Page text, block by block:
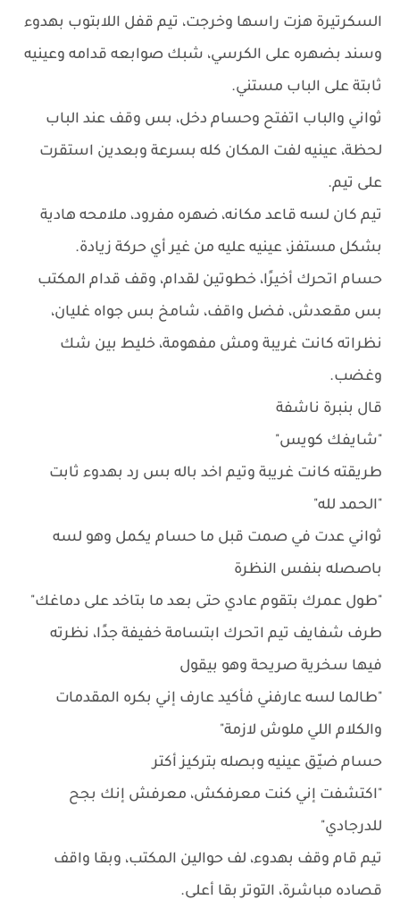
السكرتيرة هزت راسها وخرجت، تيم قفل اللابتوب بهدوء
وسند بضهره على الكرسي، شبك صوابعه قدامه وعينيه
ثابتة على الباب مستني.
ثواني والباب اتفتح وحسام دخل، بس وقف عند الباب
لحظة، عينيه لفت المكان كله بسرعة وبعدين استقرت
على تيم.
تيم كان لسه قاعد مكانه، ضهره مفرود، ملامحه هادية
بشكل مستفز، عينيه عليه من غير أي حركة زيادة.
حسام اتحرك أخيرًا، خطوتين لقدام، وقف قدام المكتب
بس مقعدش، فضل واقف، شامخ بس جواه غليان،
نظراته كانت غريبة ومش مفهومة، خليط بين شك
وغضب.
قال بنبرة ناشفة
"شايفك كويس"
طريقته كانت غريبة وتيم اخد باله بس رد بهدوء ثابت
"الحمد لله"
ثواني عدت في صمت قبل ما حسام يكمل وهو لسه
باصصله بنفس النظرة
"طول عمرك بتقوم عادي حتى بعد ما بتاخد على دماغك"
طرف شفايف تيم اتحرك ابتسامة خفيفة جدًا، نظرته
فيها سخرية صريحة وهو بيقول
"طالما لسه عارفني فأكيد عارف إني بكره المقدمات
والكلام اللي ملوش لازمة"
حسام ضيّق عينيه وبصله بتركيز أكتر
"اكتشفت إني كنت معرفكش، معرفش إنك بجح
للدرجادي"
تيم قام وقف بهدوء، لف حوالين المكتب، وبقا واقف
قصاده مباشرة، التوتر بقا أعلى.